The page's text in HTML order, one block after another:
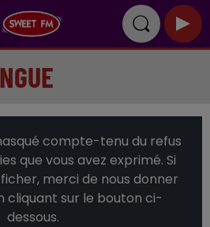
compte-tenu du refus
que vous avez exprimé. Si
merci de nous donner
cliquant sur le bouton ci-
dessous.